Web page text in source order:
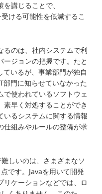
講じることで、
ける可能性を低減するこ
るのは、社内システムで利
ジョンの把握です。たと
いるが、事業部門が独自
門に知らせていなかった
で使われているソフトウェ
早く対処することができ
いるシステムに関する情報
仕組みやルールの整備が求
しいのは、さまざまなソ
です。Javaを用いて開発
リケーションなどでは、ロ